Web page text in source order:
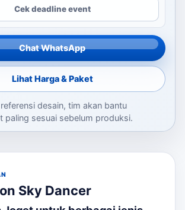
Cek deadline event
Chat WhatsApp
Lihat Harga & Paket
desain, tim akan bantu
paling sesuai sebelum produksi.
Sky Dancer